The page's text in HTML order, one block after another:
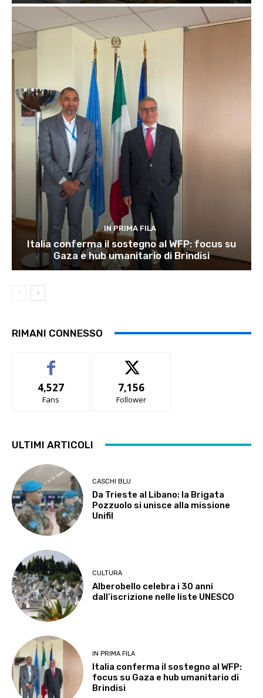
IN PRIMA FILA
Italia conferma il sostegno al WFP: focus su
Gaza e hub umanitario di Brindisi
RIMANI CONNESSO
4,527
Fans
7,156
Follower
ULTIMI ARTICOLI
CASCHI BLU
Da Trieste al Libano: la Brigata
Pozzuolo si unisce alla missione
Unifil
CULTURA
Alberobello celebra i 30 anni
dall’iscrizione nelle liste UNESCO
IN PRIMA FILA
Italia conferma il sostegno al WFP:
focus su Gaza e hub umanitario di
Brindisi